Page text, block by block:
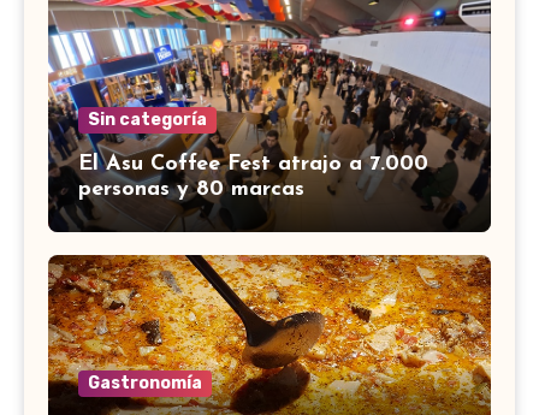
Sin categoría
El Asu Coffee Fest atrajo a 7.000
personas y 80 marcas
Gastronomía